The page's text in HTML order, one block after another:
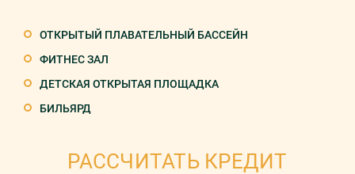
ОТКРЫТЫЙ ПЛАВАТЕЛЬНЫЙ БАССЕЙН
ФИТНЕС ЗАЛ
ДЕТСКАЯ ОТКРЫТАЯ ПЛОЩАДКА
БИЛЬЯРД
РАССЧИТАТЬ КРЕДИТ